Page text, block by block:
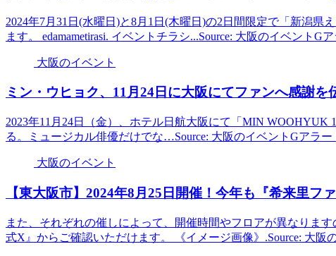
2024年7月31日(水曜日)と8月1日(木曜日)の2日間限定で「新潟県
ます。 edamametirasi. イベントチラシ...Source: 大阪のイベントGア
大阪のイベント
ミン・ウヒョク、11月24日に大阪にてファンへ感謝を
2023年11月24日（金）、ホテル日航大阪にて「MIN WOOHYUK
る。ミュージカル俳優だけでな…Source: 大阪のイベントGアラー
大阪のイベント
【東大阪市】2024年8月25日開催！今年も『希来里フ
また、それぞれの催しによって、開催時間やフロアが異なりま
式X』からご確認いただけます。 《イメージ画像》.Source: 大阪